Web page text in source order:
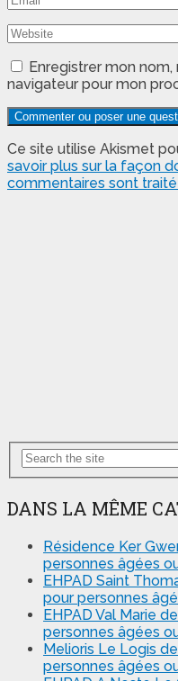
Enregistrer mon
navigateur pour mon
Ce site utilise Akismet
savoir plus sur la façon
commentaires sont
DANS LA MÊME
Résidence Ker
personnes âgées
EHPAD Saint
pour personnes
EHPAD Val Marie
personnes âgées
Melioris Le Logis
personnes âgées